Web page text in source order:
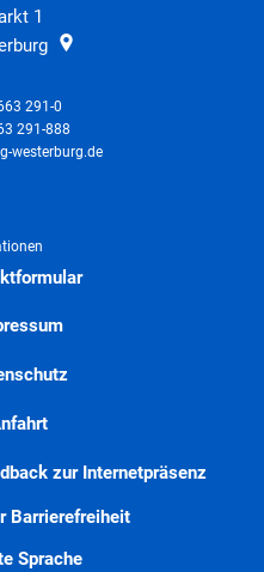
1
291-0
291-888
westerburg.de
zur Internetpräsenz
Barrierefreiheit
Sprache